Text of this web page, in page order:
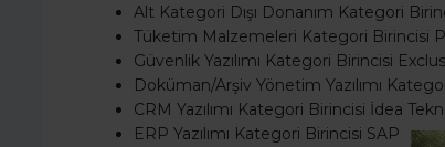
Alt Kategori Dışı Donanım Kategori
Tüketim Malzemeleri Kategori Birincisi
Güvenlik Yazılımı Kategori Birincisi
Doküman/Arşiv Yönetim Yazılımı
CRM Yazılımı Kategori Birincisi İdea
ERP Yazılımı Kategori Birincisi SAP